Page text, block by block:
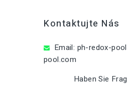
Kontaktujte Nás
Email: ph-redox-
pool.com
Haben Sie